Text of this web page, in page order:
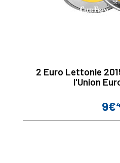
2 Euro Lettonie
l'Union
Prix
9€